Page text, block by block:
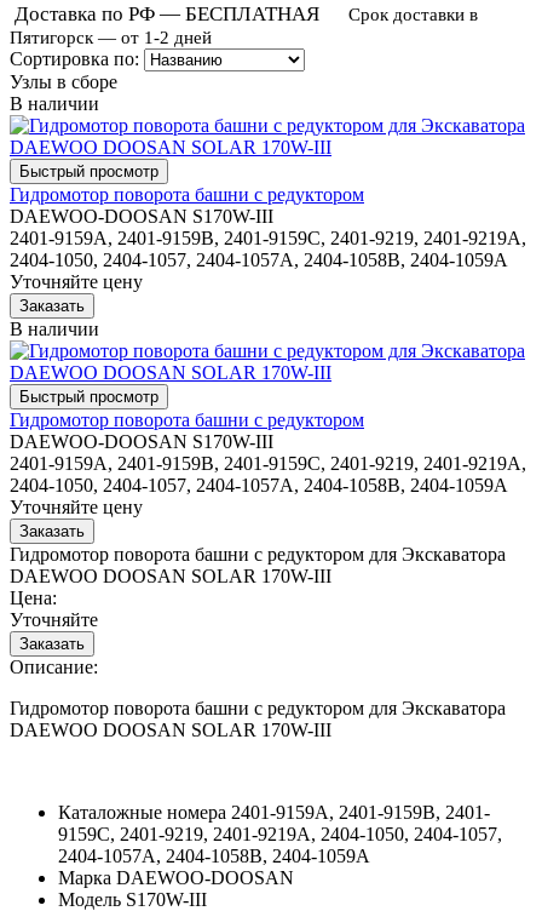
Доставка по РФ — БЕСПЛАТНАЯ
Срок доставки в
Пятигорск — от 1-2 дней
Сортировка по:
Узлы в сборе
В наличии
Гидромотор поворота башни с редуктором
DAEWOO-DOOSAN S170W-III
2401-9159A, 2401-9159B, 2401-9159C, 2401-9219, 2401-9219A,
2404-1050, 2404-1057, 2404-1057A, 2404-1058B, 2404-1059A
Уточняйте цену
В наличии
Гидромотор поворота башни с редуктором
DAEWOO-DOOSAN S170W-III
2401-9159A, 2401-9159B, 2401-9159C, 2401-9219, 2401-9219A,
2404-1050, 2404-1057, 2404-1057A, 2404-1058B, 2404-1059A
Уточняйте цену
Гидромотор поворота башни с редуктором для Экскаватора
DAEWOO DOOSAN SOLAR 170W-III
Цена:
Уточняйте
Описание:
Гидромотор поворота башни с редуктором для Экскаватора
DAEWOO DOOSAN SOLAR 170W-III
Каталожные номера 2401-9159A, 2401-9159B, 2401-
9159C, 2401-9219, 2401-9219A, 2404-1050, 2404-1057,
2404-1057A, 2404-1058B, 2404-1059A
Марка DAEWOO-DOOSAN
Модель S170W-III